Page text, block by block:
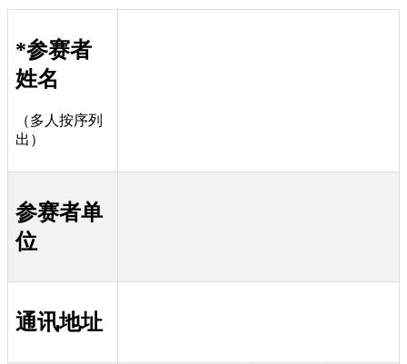
*参赛者
姓名
（多人按序列
出）
参赛者单
位
通讯地址